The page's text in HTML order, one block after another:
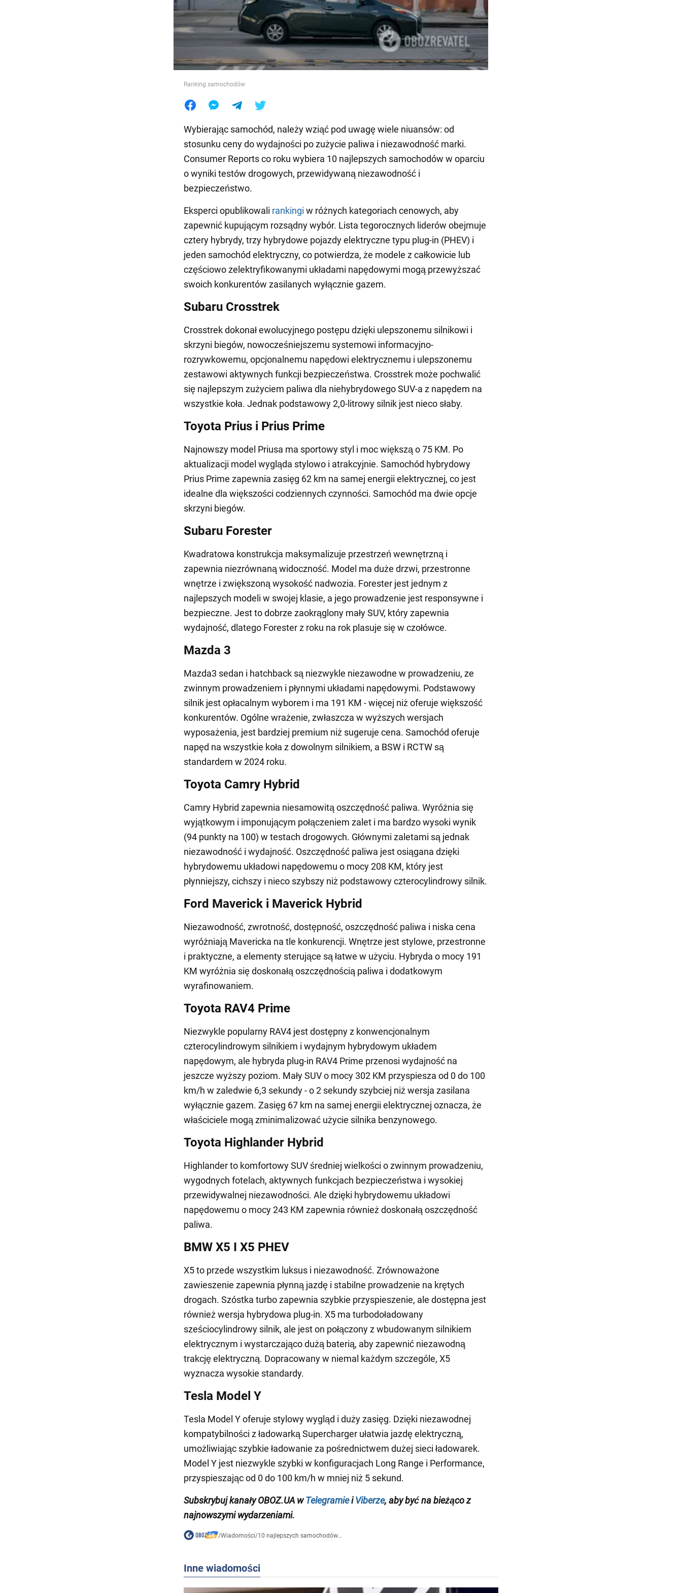
Jedzenie
Ranking samochodów
Wybierając samochód, należy wziąć pod uwagę wiele niuansów: od
stosunku ceny do wydajności po zużycie paliwa i niezawodność marki.
Consumer Reports co roku wybiera 10 najlepszych samochodów w oparciu
o wyniki testów drogowych, przewidywaną niezawodność i
bezpieczeństwo.
Eksperci opublikowali rankingi w różnych kategoriach cenowych, aby
zapewnić kupującym rozsądny wybór. Lista tegorocznych liderów obejmuje
cztery hybrydy, trzy hybrydowe pojazdy elektryczne typu plug-in (PHEV) i
jeden samochód elektryczny, co potwierdza, że modele z całkowicie lub
częściowo zelektryfikowanymi układami napędowymi mogą przewyższać
swoich konkurentów zasilanych wyłącznie gazem.
Subaru Crosstrek
Crosstrek dokonał ewolucyjnego postępu dzięki ulepszonemu silnikowi i
skrzyni biegów, nowocześniejszemu systemowi informacyjno-
rozrywkowemu, opcjonalnemu napędowi elektrycznemu i ulepszonemu
zestawowi aktywnych funkcji bezpieczeństwa. Crosstrek może pochwalić
się najlepszym zużyciem paliwa dla niehybrydowego SUV-a z napędem na
wszystkie koła. Jednak podstawowy 2,0-litrowy silnik jest nieco słaby.
Toyota Prius i Prius Prime
Najnowszy model Priusa ma sportowy styl i moc większą o 75 KM. Po
aktualizacji model wygląda stylowo i atrakcyjnie. Samochód hybrydowy
Prius Prime zapewnia zasięg 62 km na samej energii elektrycznej, co jest
idealne dla większości codziennych czynności. Samochód ma dwie opcje
skrzyni biegów.
Subaru Forester
Kwadratowa konstrukcja maksymalizuje przestrzeń wewnętrzną i
zapewnia niezrównaną widoczność. Model ma duże drzwi, przestronne
wnętrze i zwiększoną wysokość nadwozia. Forester jest jednym z
najlepszych modeli w swojej klasie, a jego prowadzenie jest responsywne i
bezpieczne. Jest to dobrze zaokrąglony mały SUV, który zapewnia
wydajność, dlatego Forester z roku na rok plasuje się w czołówce.
Mazda 3
Mazda3 sedan i hatchback są niezwykle niezawodne w prowadzeniu, ze
zwinnym prowadzeniem i płynnymi układami napędowymi. Podstawowy
silnik jest opłacalnym wyborem i ma 191 KM - więcej niż oferuje większość
konkurentów. Ogólne wrażenie, zwłaszcza w wyższych wersjach
wyposażenia, jest bardziej premium niż sugeruje cena. Samochód oferuje
napęd na wszystkie koła z dowolnym silnikiem, a BSW i RCTW są
standardem w 2024 roku.
Toyota Camry Hybrid
Camry Hybrid zapewnia niesamowitą oszczędność paliwa. Wyróżnia się
wyjątkowym i imponującym połączeniem zalet i ma bardzo wysoki wynik
(94 punkty na 100) w testach drogowych. Głównymi zaletami są jednak
niezawodność i wydajność. Oszczędność paliwa jest osiągana dzięki
hybrydowemu układowi napędowemu o mocy 208 KM, który jest
płynniejszy, cichszy i nieco szybszy niż podstawowy czterocylindrowy silnik.
Ford Maverick i Maverick Hybrid
Niezawodność, zwrotność, dostępność, oszczędność paliwa i niska cena
wyróżniają Mavericka na tle konkurencji. Wnętrze jest stylowe, przestronne
i praktyczne, a elementy sterujące są łatwe w użyciu. Hybryda o mocy 191
KM wyróżnia się doskonałą oszczędnością paliwa i dodatkowym
wyrafinowaniem.
Toyota RAV4 Prime
Niezwykle popularny RAV4 jest dostępny z konwencjonalnym
czterocylindrowym silnikiem i wydajnym hybrydowym układem
napędowym, ale hybryda plug-in RAV4 Prime przenosi wydajność na
jeszcze wyższy poziom. Mały SUV o mocy 302 KM przyspiesza od 0 do 100
km/h w zaledwie 6,3 sekundy - o 2 sekundy szybciej niż wersja zasilana
wyłącznie gazem. Zasięg 67 km na samej energii elektrycznej oznacza, że
właściciele mogą zminimalizować użycie silnika benzynowego.
Toyota Highlander Hybrid
Highlander to komfortowy SUV średniej wielkości o zwinnym prowadzeniu,
wygodnych fotelach, aktywnych funkcjach bezpieczeństwa i wysokiej
przewidywalnej niezawodności. Ale dzięki hybrydowemu układowi
napędowemu o mocy 243 KM zapewnia również doskonałą oszczędność
paliwa.
BMW X5 I X5 PHEV
X5 to przede wszystkim luksus i niezawodność. Zrównoważone
zawieszenie zapewnia płynną jazdę i stabilne prowadzenie na krętych
drogach. Szóstka turbo zapewnia szybkie przyspieszenie, ale dostępna jest
również wersja hybrydowa plug-in. X5 ma turbodoładowany
sześciocylindrowy silnik, ale jest on połączony z wbudowanym silnikiem
elektrycznym i wystarczająco dużą baterią, aby zapewnić niezawodną
trakcję elektryczną. Dopracowany w niemal każdym szczególe, X5
wyznacza wysokie standardy.
Tesla Model Y
Tesla Model Y oferuje stylowy wygląd i duży zasięg. Dzięki niezawodnej
kompatybilności z ładowarką Supercharger ułatwia jazdę elektryczną,
umożliwiając szybkie ładowanie za pośrednictwem dużej sieci ładowarek.
Model Y jest niezwykle szybki w konfiguracjach Long Range i Performance,
przyspieszając od 0 do 100 km/h w mniej niż 5 sekund.
Subskrybuj kanały OBOZ.UA wTelegramieiViberze, aby być na bieżąco z
najnowszymi wydarzeniami.
/Wiadomości/10 najlepszych samochodów...
Inne wiadomości